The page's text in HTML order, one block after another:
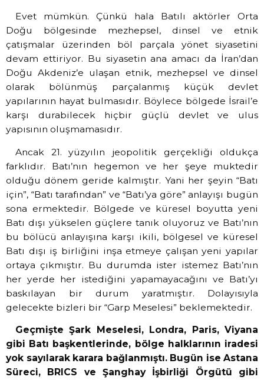
Evet mümkün. Çünkü hala Batılı aktörler Orta
Doğu bölgesinde mezhepsel, dinsel ve etnik
çatışmalar üzerinden böl parçala yönet siyasetini
devam ettiriyor. Bu siyasetin ana amacı da İran’dan
Doğu Akdeniz’e ulaşan etnik, mezhepsel ve dinsel
olarak bölünmüş parçalanmış küçük devlet
yapılarının hayat bulmasıdır. Böylece bölgede İsrail’e
karşı durabilecek hiçbir güçlü devlet ve ulus
yapısının oluşmamasıdır.
Ancak 21. yüzyılın jeopolitik gerçekliği oldukça
farklıdır. Batı’nın hegemon ve her şeye muktedir
olduğu dönem geride kalmıştır. Yani her şeyin “Batı
için”, “Batı tarafından” ve “Batı’ya göre” anlayışı bugün
sona ermektedir. Bölgede ve küresel boyutta yeni
Batı dışı yükselen güçlere tanık oluyoruz ve Batı’nın
bu bölücü anlayışına karşı ikili, bölgesel ve küresel
Batı dışı iş birliğini inşa etmeye çalışan yeni yapılar
ortaya çıkmıştır. Bu durumda ister istemez Batı’nın
her yerde her istediğini yapamayacağını ve Batı’yı
baskılayan bir durum yaratmıştır. Dolayısıyla
gelecekte bizleri bir “Garp Meselesi” beklemektedir.
Geçmişte Şark Meselesi, Londra, Paris, Viyana
gibi Batı başkentlerinde, bölge halklarının iradesi
yok sayılarak karara bağlanmıştı. Bugün ise Astana
Süreci, BRICS ve Şanghay İşbirliği Örgütü gibi